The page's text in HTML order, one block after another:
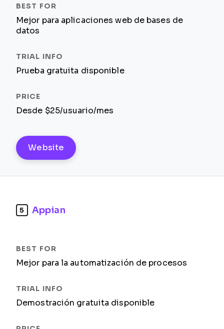
Mejor para aplicaciones web de bases de
datos
Prueba gratuita disponible
Desde $25/usuario/mes
Website
5 Appian
Mejor para la automatización de procesos
Demostración gratuita disponible